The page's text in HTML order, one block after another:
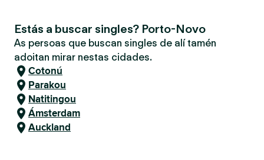
Estás a buscar singles? Porto-Novo
As persoas que buscan singles de alí tamén
adoitan mirar nestas cidades.
Cotonú
Parakou
Natitingou
Ámsterdam
Auckland